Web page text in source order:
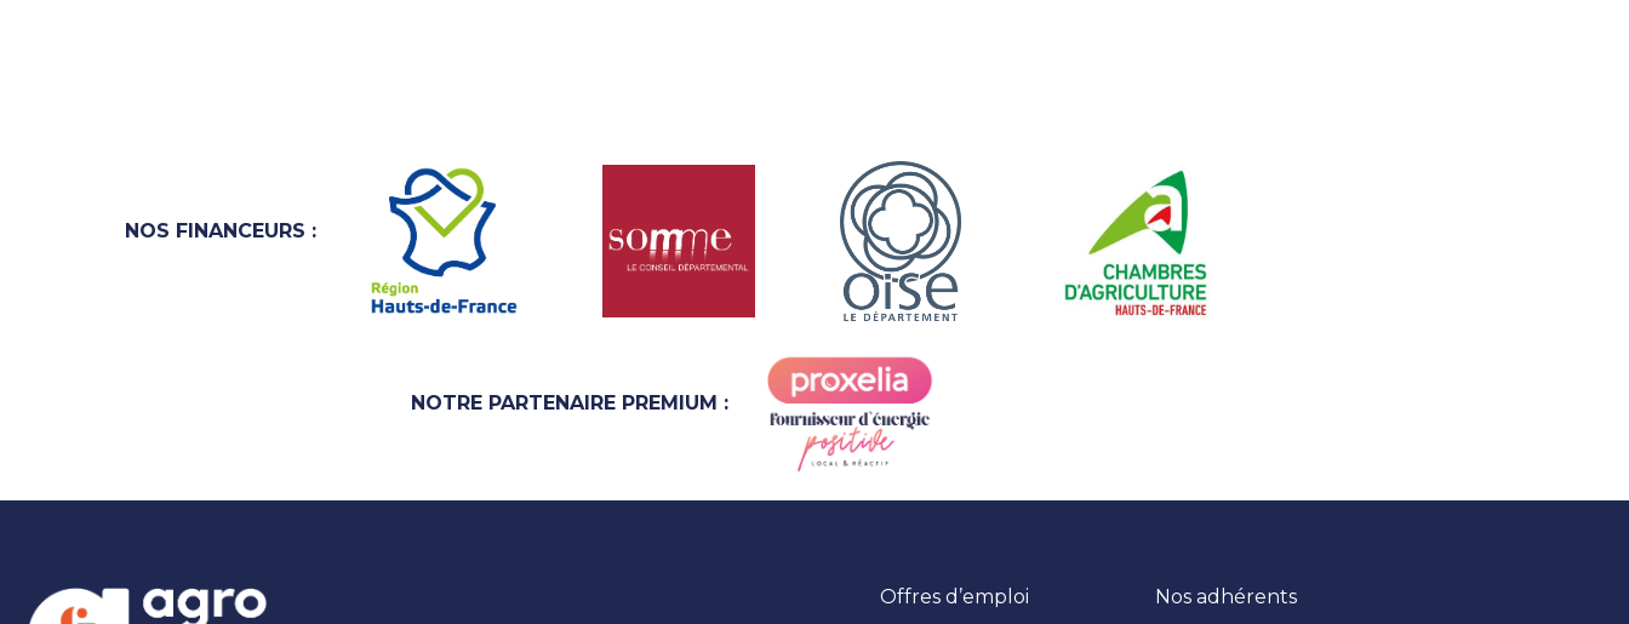
NOS FINANCEURS :
NOTRE PARTENAIRE PREMIUM :
Offres d’emploi Nos adhérents